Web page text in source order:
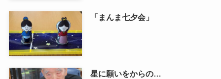
「まんま七夕会」
星に願いをからの…